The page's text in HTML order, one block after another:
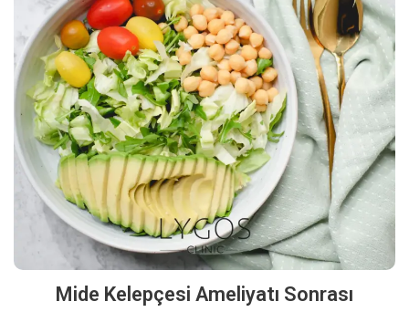
Mide Kelepçesi Ameliyatı Sonrası